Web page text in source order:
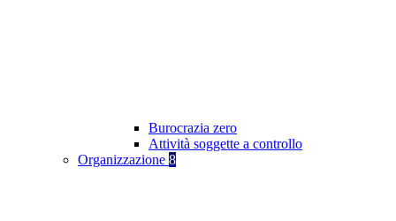
Burocrazia zero
Attività soggette a controllo
Organizzazione 8